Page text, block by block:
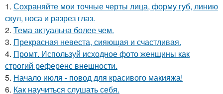
1. Сохраняйте мои точные черты лица, форму губ, линию
скул, носа и разрез глаз.
2. Тема актуальна более чем.
3. Прекрасная невеста, сияющая и счастливая.
4. Промт. Используй исходное фото женщины как
строгий референс внешности.
5. Начало июля - повод для красивого макияжа!
6. Как научиться слушать себя.